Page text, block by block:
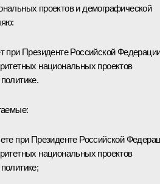
проектов и демографической
при Президенте Российской
национальных проектов
при Президенте Российской
национальных проектов